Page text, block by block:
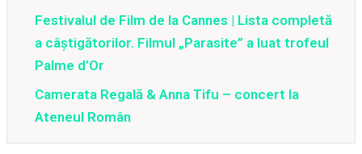
Festivalul de Film de la Cannes | Lista completă
a câștigătorilor. Filmul „Parasite” a luat trofeul
Palme d’Or
Camerata Regală & Anna Tifu – concert la
Ateneul Român